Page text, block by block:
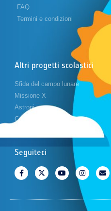
FAQ
Termini e condizioni
Altri progetti scolastici
Sfida del campo lunare
Missione X
Astropi
Cansat
Seguiteci